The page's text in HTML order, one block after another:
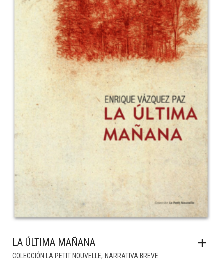
LA ÚLTIMA MAÑANA
COLECCIÓN LA PETIT NOUVELLE, NARRATIVA BREVE